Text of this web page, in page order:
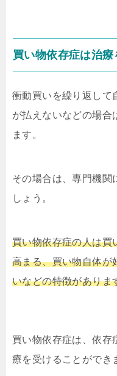
買い物依存症は治療
衝動買いを繰り返して
が払えないなどの場合
ます。
その場合は、専門機関
しょう。
買い物依存症の人は買
高まる、買い物自体が
いなどの特徴がありま
買い物依存症は、依存
療を受けることができ